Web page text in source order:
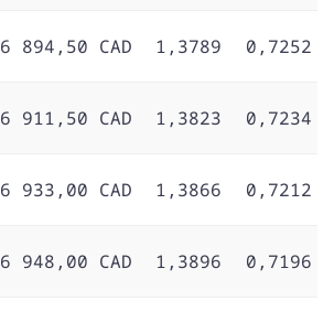
6 894,50 CAD 1,3789 0,7252
6 911,50 CAD 1,3823 0,7234
6 933,00 CAD 1,3866 0,7212
6 948,00 CAD 1,3896 0,7196